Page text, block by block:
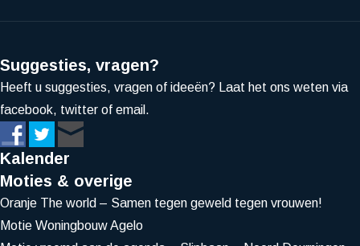
Suggesties, vragen?
Heeft u suggesties, vragen of ideeën? Laat het ons weten via
facebook, twitter of email.
Kalender
Moties & overige
Oranje The world – Samen tegen geweld tegen vrouwen!
Motie Woningbouw Agelo